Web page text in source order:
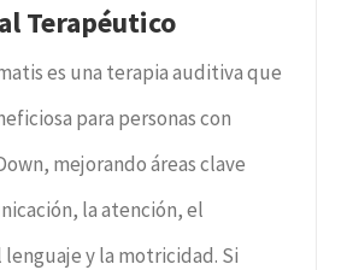
Terapéutico
es una terapia auditiva que
para personas con
mejorando áreas clave
la atención, el
y la motricidad. Si